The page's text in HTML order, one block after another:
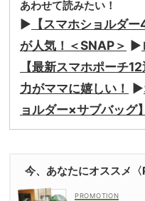
あわせて読みたい！
▶︎ 【スマホショルダ
が人気！＜SNAP＞ ▶︎
【最新スマホポーチ
力がママに嬉しい！
▶︎
ョルダー×サブバッグ
今、あなたにオススメ〈